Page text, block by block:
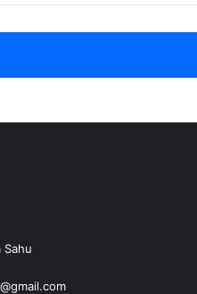
Sahu